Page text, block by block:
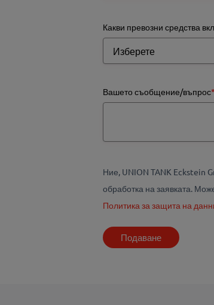
Какви превозни средства
Вашето съобщение/въпрос*
Ние, UNION TANK Eckstein
обработка на заявката.
Политика за защита на